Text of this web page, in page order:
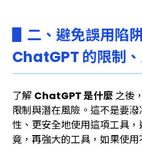
▋二、避免誤用陷
ChatGPT 的限制
了解 ChatGPT 是什麼之後
限制與潛在風險。這不是要
性、更安全地使用這項工具
竟，再強大的工具，如果使